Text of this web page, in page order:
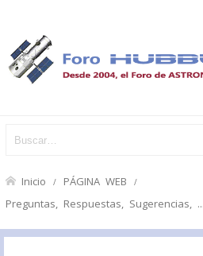
Inicio PÁGINA WEB
Preguntas, Respuestas, Sugerencias, ....